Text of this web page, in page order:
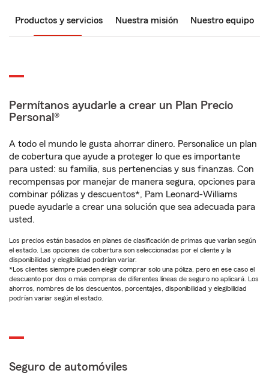
Productos y servicios Nuestra misión Nuestro equipo
Permítanos ayudarle a crear un Plan Precio
Personal®
A todo el mundo le gusta ahorrar dinero. Personalice un plan
de cobertura que ayude a proteger lo que es importante
para usted: su familia, sus pertenencias y sus finanzas. Con
recompensas por manejar de manera segura, opciones para
combinar pólizas y descuentos*, Pam Leonard-Williams
puede ayudarle a crear una solución que sea adecuada para
usted.
Los precios están basados en planes de clasificación de primas que varían según
el estado. Las opciones de cobertura son seleccionadas por el cliente y la
disponibilidad y elegibilidad podrían variar.
*Los clientes siempre pueden elegir comprar solo una póliza, pero en ese caso el
descuento por dos o más compras de diferentes líneas de seguro no aplicará. Los
ahorros, nombres de los descuentos, porcentajes, disponibilidad y elegibilidad
podrían variar según el estado.
Seguro de automóviles